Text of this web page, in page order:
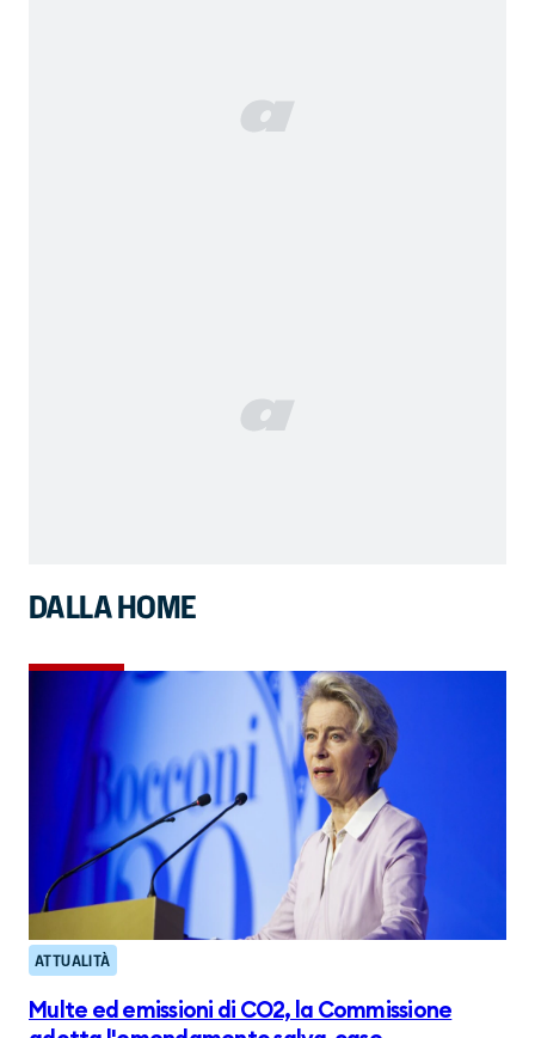
DALLA HOME
ATTUALITÀ
Multe ed emissioni di CO2, la Commissione